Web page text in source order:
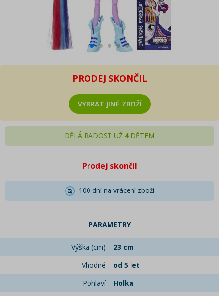
PRODEJ SKONČIL
VYBRAT JINÉ ZBOŽÍ
DĚLÁ RADOST UŽ 4DĚTEM
Prodej skončil
100 dní na vrácení zboží
PARAMETRY
Výška (cm)
23 cm
Vhodné
od 5 let
Pohlaví
Holka